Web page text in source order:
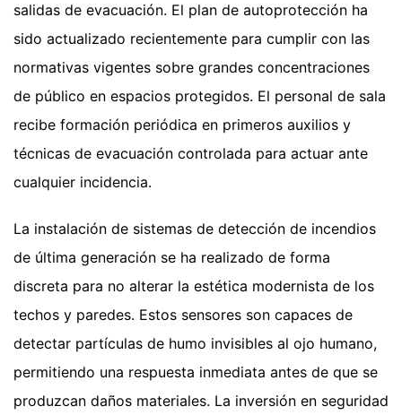
salidas de evacuación. El plan de autoprotección ha
sido actualizado recientemente para cumplir con las
normativas vigentes sobre grandes concentraciones
de público en espacios protegidos. El personal de sala
recibe formación periódica en primeros auxilios y
técnicas de evacuación controlada para actuar ante
cualquier incidencia.
La instalación de sistemas de detección de incendios
de última generación se ha realizado de forma
discreta para no alterar la estética modernista de los
techos y paredes. Estos sensores son capaces de
detectar partículas de humo invisibles al ojo humano,
permitiendo una respuesta inmediata antes de que se
produzcan daños materiales. La inversión en seguridad